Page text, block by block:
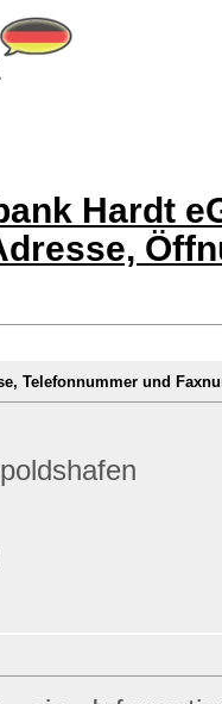
Hardt
Telefonnummer und